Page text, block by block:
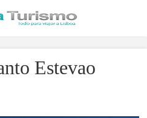
Estevao